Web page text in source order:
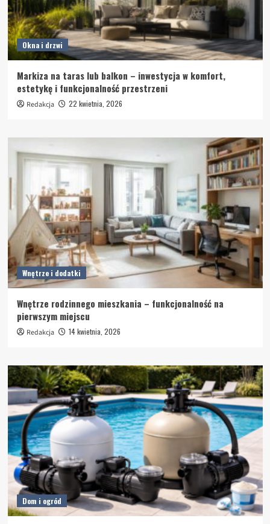
Okna i drzwi
Markiza na taras lub balkon – inwestycja w komfort,
estetykę i funkcjonalność przestrzeni
Redakcja 22 kwietnia, 2026
Wnętrze i dodatki
Wnętrze rodzinnego mieszkania – funkcjonalność na
pierwszym miejscu
Redakcja 14 kwietnia, 2026
Dom i ogród